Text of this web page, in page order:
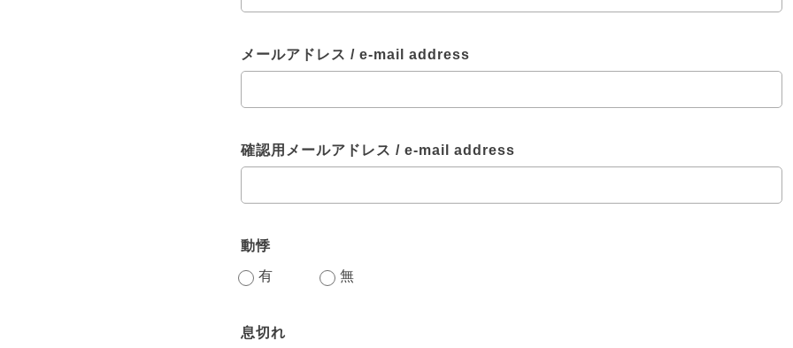
メールアドレス / e-mail address
確認用メールアドレス / e-mail address
動悸
有
無
息切れ